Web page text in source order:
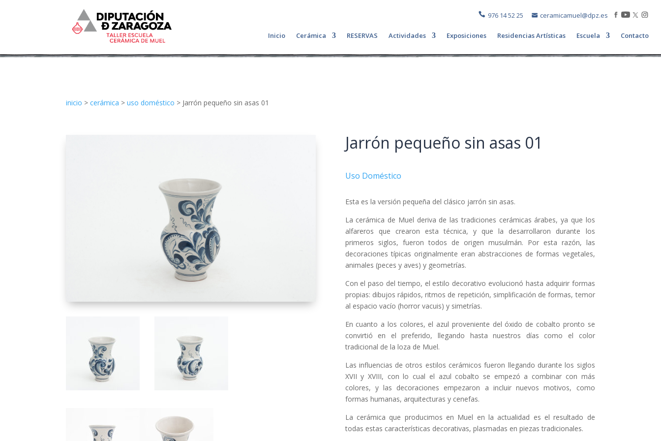
976 14 52 25 ceramicamuel@dpz.es
Inicio Cerámica RESERVAS Actividades Exposiciones Residencias Artísticas Escuela Contacto
inicio >cerámica >uso doméstico > Jarrón pequeño sin asas 01
Jarrón pequeño sin asas 01
Uso Doméstico
Esta es la versión pequeña del clásico jarrón sin asas.
La cerámica de Muel deriva de las tradiciones cerámicas árabes, ya que los
alfareros que crearon esta técnica, y que la desarrollaron durante los
primeros siglos, fueron todos de origen musulmán. Por esta razón, las
decoraciones típicas originalmente eran abstracciones de formas vegetales,
animales (peces y aves) y geometrías.
Con el paso del tiempo, el estilo decorativo evolucionó hasta adquirir formas
propias: dibujos rápidos, ritmos de repetición, simplificación de formas, temor
al espacio vacío (horror vacuis) y simetrías.
En cuanto a los colores, el azul proveniente del óxido de cobalto pronto se
convirtió en el preferido, llegando hasta nuestros días como el color
tradicional de la loza de Muel.
Las influencias de otros estilos cerámicos fueron llegando durante los siglos
XVII y XVIII, con lo cual el azul cobalto se empezó a combinar con más
colores, y las decoraciones empezaron a incluir nuevos motivos, como
formas humanas, arquitecturas y cenefas.
La cerámica que producimos en Muel en la actualidad es el resultado de
todas estas características decorativas, plasmadas en piezas tradicionales.